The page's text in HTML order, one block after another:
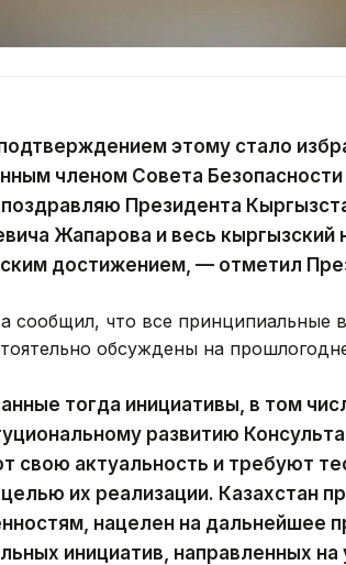
этому стало
членом Совета
Президента
Жапарова и весь кыргызский
достижением, — отметил
сообщил, что все принципиальные
обсуждены на
тогда инициативы, в том
развитию
свою актуальность и требуют
их реализации. Казахстан
нацелен на дальнейшее
инициатив, направленных